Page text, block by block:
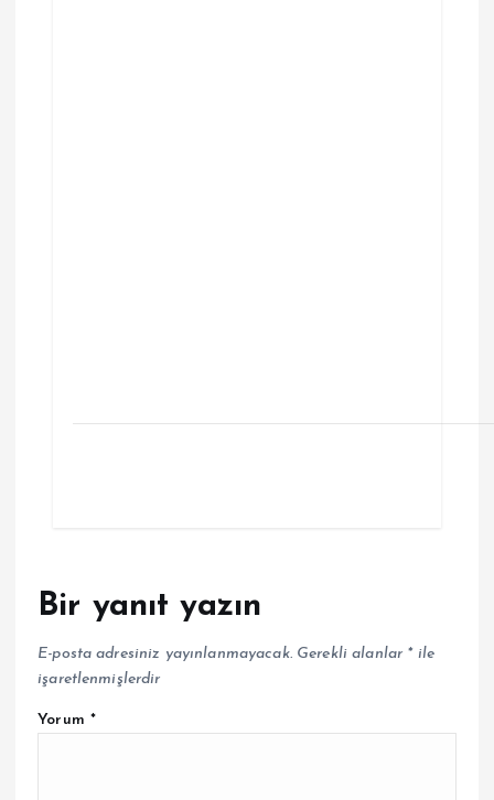
Bir yanıt yazın
E-posta adresiniz yayınlanmayacak. Gerekli alanlar *ile
işaretlenmişlerdir
Yorum *